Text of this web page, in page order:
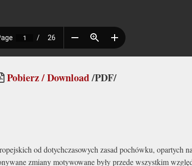
Pobierz / Download/PDF/
od dotychczasowych zasad pochówku, opartych
zmiany motywowane były przede wszystkim